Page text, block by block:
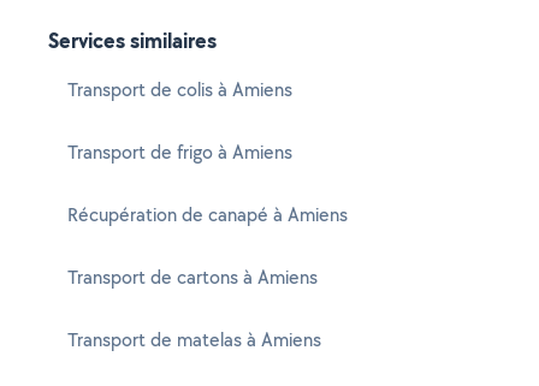
Services similaires
Transport de colis à Amiens
Transport de frigo à Amiens
Récupération de canapé à Amiens
Transport de cartons à Amiens
Transport de matelas à Amiens